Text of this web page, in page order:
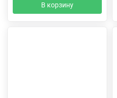
В корзину